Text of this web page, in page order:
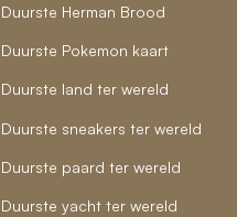
Duurste Herman Brood
Duurste Pokemon kaart
Duurste land ter wereld
Duurste sneakers ter wereld
Duurste paard ter wereld
Duurste yacht ter wereld